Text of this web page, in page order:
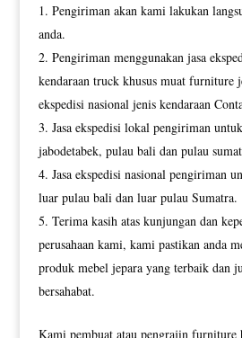
Pengiriman akan kami lakukan
anda.
Pengiriman menggunakan jasa
kendaraan truck khusus muat furniture
ekspedisi nasional jenis kendaraan
Jasa ekspedisi lokal pengiriman
jabodetabek, pulau bali dan pulau
Jasa ekspedisi nasional pengiriman
luar pulau bali dan luar pulau Sumatra.
Terima kasih atas kunjungan dan
perusahaan kami, kami pastikan anda
produk mebel jepara yang terbaik dan
bersahabat.
Kami pembuat atau pengrajin furniture